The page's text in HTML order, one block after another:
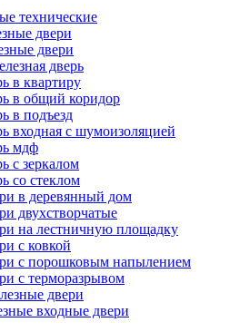
технические
двери
двери
дверь
в квартиру
в общий коридор
в подъезд
входная с шумоизоляцией
мдф
с зеркалом
со стеклом
в деревянный дом
двухстворчатые
на лестничную площадку
с ковкой
с порошковым напылением
с терморазрывом
двери
входные двери